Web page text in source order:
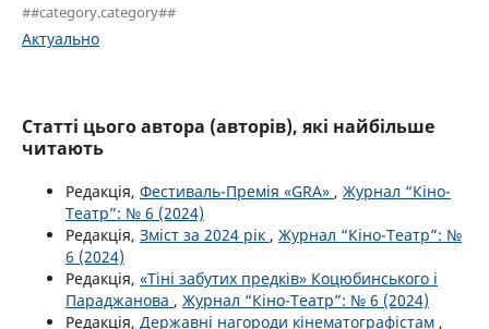
##category.category##
Актуально
Статті цього автора (авторів), які найбільше
читають
Редакція, Фестиваль-Премія «GRA» , Журнал “Кіно-
Театр”: № 6 (2024)
Редакція, Зміст за 2024 рік , Журнал “Кіно-Театр”: №
6 (2024)
Редакція, «Тіні забутих предків» Коцюбинського і
Параджанова , Журнал “Кіно-Театр”: № 6 (2024)
Редакція, Державні нагороди кінематографістам ,